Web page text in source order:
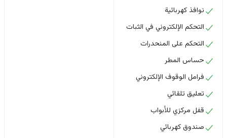
نوافذ كهربائية
التحكم الإلكتروني في الثبات
التحكم على المنحدرات
حساس المطر
فرامل الوقوف الإلكتروني
تعليق تلقائي
قفل مركزي للأبواب
صندوق كهربائي